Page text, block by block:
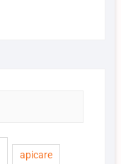
apicare